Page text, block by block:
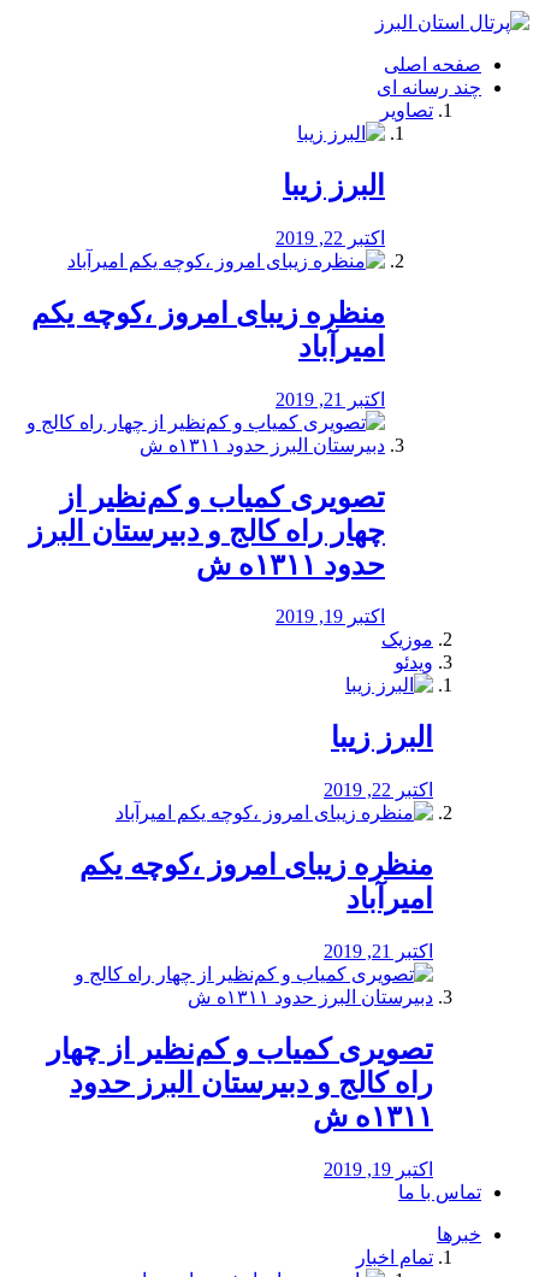
فصد
شرق
تهران
خشکشویی
صفحه اصلی
چند رسانه ای
تصاویر
البرز زیبا
اکتبر 22, 2019
منظره‌‌ زیبای امروز ،کوچه یکم
امیرآباد
اکتبر 21, 2019
️تصویری کمیاب و کم‌نظیر از
چهار راه كالج و دبيرستان البرز
حدود ۱۳۱۱ه ش
اکتبر 19, 2019
موزیک
ویدئو
البرز زیبا
اکتبر 22, 2019
منظره‌‌ زیبای امروز ،کوچه یکم
امیرآباد
اکتبر 21, 2019
️تصویری کمیاب و کم‌نظیر از چهار
راه كالج و دبيرستان البرز حدود
۱۳۱۱ه ش
اکتبر 19, 2019
تماس با ما
خبرها
تمام اخبار